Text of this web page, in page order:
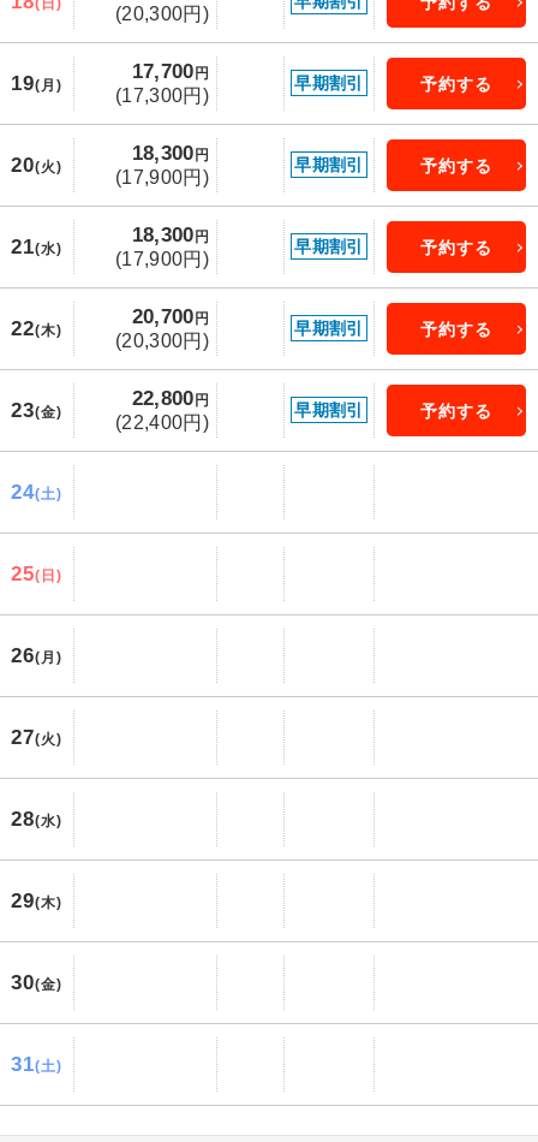
(20,300円)
19(月)
17,700 円
(17,300円)
早期割引 予約する
20(火)
18,300 円
(17,900円)
早期割引 予約する
21(水)
18,300 円
(17,900円)
早期割引 予約する
22(木)
20,700 円
(20,300円)
早期割引 予約する
23(金)
22,800 円
(22,400円)
早期割引 予約する
24(土)
25(日)
26(月)
27(火)
28(水)
29(木)
30(金)
31(土)